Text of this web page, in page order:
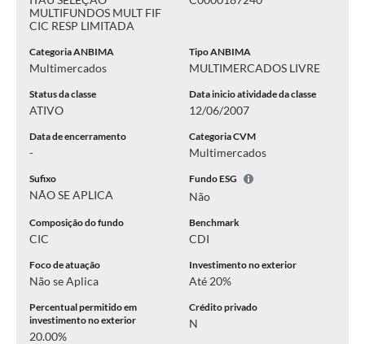
MULTIFUNDOS MULT FIF
CIC RESP LIMITADA
Categoria ANBIMA
Multimercados
Tipo ANBIMA
MULTIMERCADOS LIVRE
Status da classe
ATIVO
Data inicio atividade da classe
12/06/2007
Data de encerramento
-
Categoria CVM
Multimercados
Sufixo
NÃO SE APLICA
Fundo ESG
Não
Composição do fundo
CIC
Benchmark
CDI
Foco de atuação
Não se Aplica
Investimento no exterior
Até 20%
Percentual permitido em
investimento no exterior
20.00%
Crédito privado
N